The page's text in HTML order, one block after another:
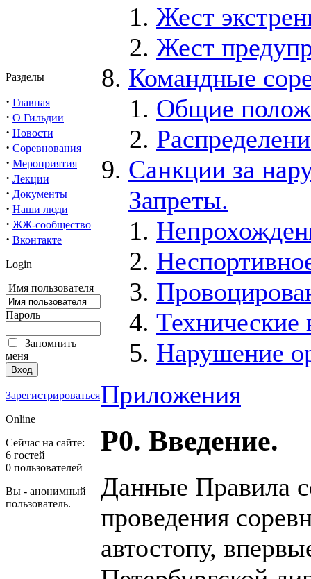
Разделы
· Главная
· О Гильдии
· Новости
· Соревнования
· Мероприятия
· Лекции
· Документы
· Наши люди
· ЖЖ-сообщество
· Вконтакте
Login
Имя пользователя
Пароль
Запомнить
меня
Зарегистрироваться
Online
Сейчас на сайте:
6 гостей
0 пользователей
Вы - анонимный
пользователь.
Жест
Жест
Командные
Общие
Санкции за
Запреты.
Технические
Hарушение
Приложения
Р0. Введение.
Данные Правила
проведения
автостопу,